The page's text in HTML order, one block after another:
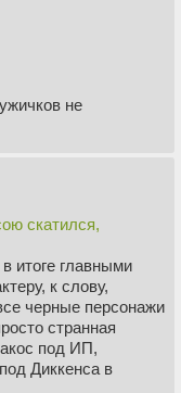
не
скатился,
итоге главными
к слову,
черные персонажи
странная
под ИП,
Диккенса в